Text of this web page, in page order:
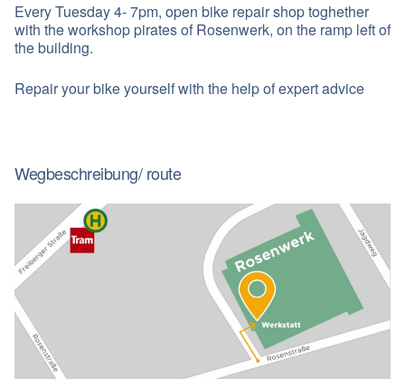
Every Tuesday 4- 7pm, open bike repair shop toghether
with the workshop pirates of Rosenwerk, on the ramp left of
the building.
Repair your bike yourself with the help of expert advice
Wegbeschreibung/ route